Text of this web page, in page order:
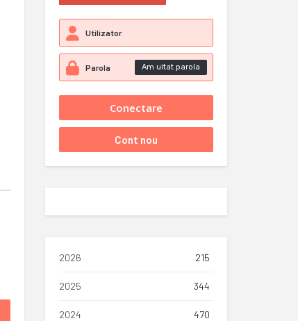
Am uitat parola
2026 215
2025 344
2024 470